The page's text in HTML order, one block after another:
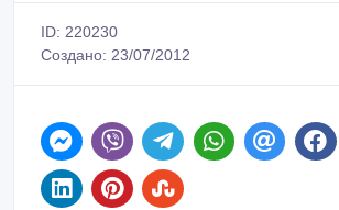
ID: 220230
Создано: 23/07/2012